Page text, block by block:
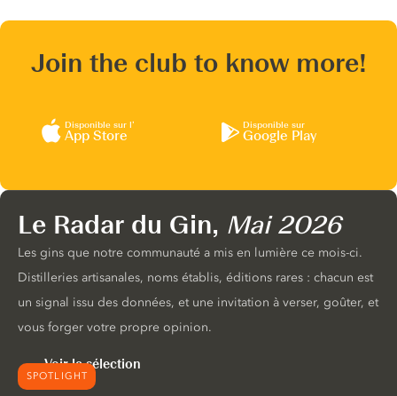
Join the club to know more!
Disponible sur l’
App Store
Disponible sur
Google Play
SPOTLIGHT
Le Radar du Gin, Mai 2026
Les gins que notre communauté a mis en lumière ce mois-ci.
Distilleries artisanales, noms établis, éditions rares : chacun est
un signal issu des données, et une invitation à verser, goûter, et
vous forger votre propre opinion.
Voir la sélection